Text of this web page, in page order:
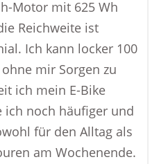
Motor mit 625 Wh
Reichweite ist
Ich kann locker 100
mir Sorgen zu
ich mein E-Bike
ich noch häufiger und
für den Alltag als
am Wochenende.